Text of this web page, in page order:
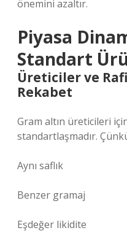
önemini azaltır.
Piyasa
Standart
Üreticiler ve
Rekabet
Gram altın üreticileri
standartlaşmadır.
Aynı saflık
Benzer gramaj
Eşdeğer likidite